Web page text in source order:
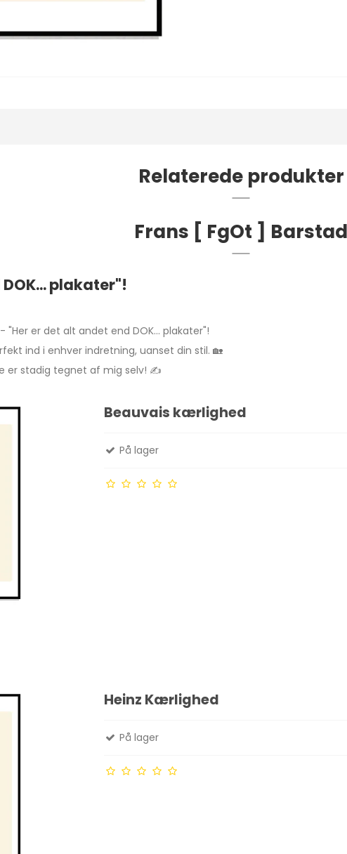
Relaterede produkter
Frans [ FgOt ] Barstad
plakater"!
er det alt andet end DOK... plakater"!
ind i enhver indretning, uanset din stil. 🏡
er stadig tegnet af mig selv! ✍️
Beauvais kærlighed
På lager
Heinz Kærlighed
På lager